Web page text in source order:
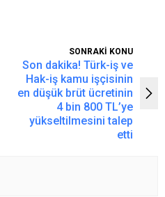
SONRAKİ KONU
Son dakika! Türk-iş ve
Hak-iş kamu işçisinin
en düşük brüt ücretinin
4 bin 800 TL’ye
yükseltilmesini talep
etti